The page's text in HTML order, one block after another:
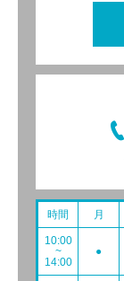
時間 月
10:00
~
14:00
●